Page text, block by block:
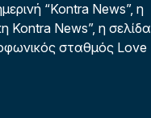
“Kontra News”, η
Kontra News”, η σελίδα
σταθμός Love